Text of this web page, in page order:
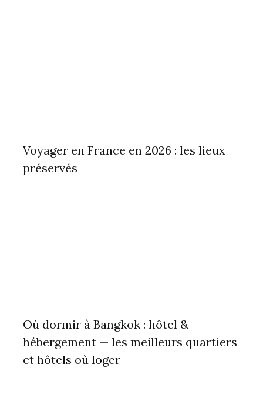
Voyager en France en 2026 : les lieux
préservés
Où dormir à Bangkok : hôtel &
hébergement — les meilleurs quartiers
et hôtels où loger